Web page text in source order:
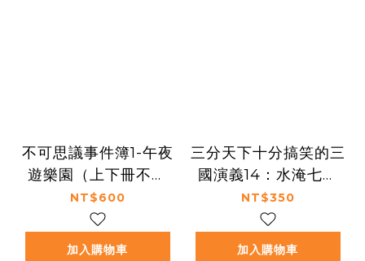
不可思議事件簿1-午夜
遊樂園（上下冊不分
售）（中高年級推理互
動讀本）
NT$600
加入購物車
三分天下十分搞笑的三
國演義14：水淹七軍
／敗走麥城／曹操之死
──爆笑中學英雄智慧
NT$350
加入購物車